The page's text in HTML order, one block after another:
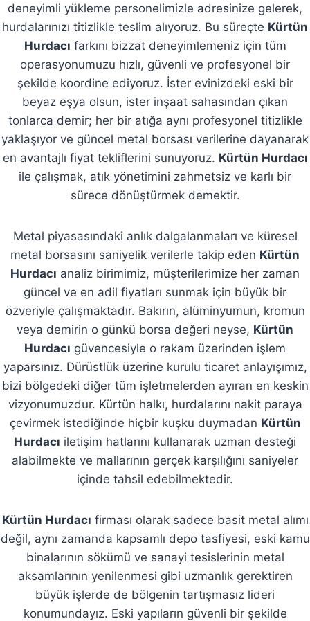
deneyimli yükleme personelimizle adresinize gelerek,
hurdalarınızı titizlikle teslim alıyoruz. Bu süreçte Kürtün
Hurdacı farkını bizzat deneyimlemeniz için tüm
operasyonumuzu hızlı, güvenli ve profesyonel bir
şekilde koordine ediyoruz. İster evinizdeki eski bir
beyaz eşya olsun, ister inşaat sahasından çıkan
tonlarca demir; her bir atığa aynı profesyonel titizlikle
yaklaşıyor ve güncel metal borsası verilerine dayanarak
en avantajlı fiyat tekliflerini sunuyoruz. Kürtün Hurdacı
ile çalışmak, atık yönetimini zahmetsiz ve karlı bir
sürece dönüştürmek demektir.
Metal piyasasındaki anlık dalgalanmaları ve küresel
metal borsasını saniyelik verilerle takip eden Kürtün
Hurdacı analiz birimimiz, müşterilerimize her zaman
güncel ve en adil fiyatları sunmak için büyük bir
özveriyle çalışmaktadır. Bakırın, alüminyumun, kromun
veya demirin o günkü borsa değeri neyse, Kürtün
Hurdacı güvencesiyle o rakam üzerinden işlem
yaparsınız. Dürüstlük üzerine kurulu ticaret anlayışımız,
bizi bölgedeki diğer tüm işletmelerden ayıran en keskin
vizyonumuzdur. Kürtün halkı, hurdalarını nakit paraya
çevirmek istediğinde hiçbir kuşku duymadan Kürtün
Hurdacı iletişim hatlarını kullanarak uzman desteği
alabilmekte ve mallarının gerçek karşılığını saniyeler
içinde tahsil edebilmektedir.
Kürtün Hurdacı firması olarak sadece basit metal alımı
değil, aynı zamanda kapsamlı depo tasfiyesi, eski kamu
binalarının sökümü ve sanayi tesislerinin metal
aksamlarının yenilenmesi gibi uzmanlık gerektiren
büyük işlerde de bölgenin tartışmasız lideri
konumundayız. Eski yapıların güvenli bir şekilde